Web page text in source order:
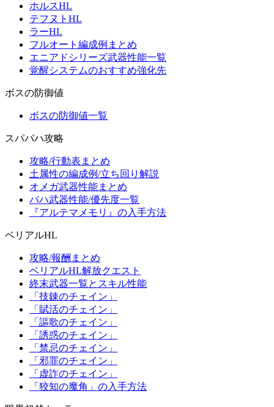
ホルスHL
テフヌトHL
ラーHL
フルオート編成例まとめ
エニアドシリーズ武器性能一覧
覚醒システムのおすすめ強化先
ボスの防御値
ボスの防御値一覧
スパバハ攻略
攻略/行動表まとめ
土属性の編成例/立ち回り解説
オメガ武器性能まとめ
バハ武器性能/優先度一覧
『アルテマメモリ』の入手方法
ベリアルHL
攻略/報酬まとめ
ベリアルHL解放クエスト
終末武器一覧とスキル性能
「技錬のチェイン」
「賦活のチェイン」
「謳歌のチェイン」
「誘惑のチェイン」
「禁忌のチェイン」
「邪罪のチェイン」
「虚詐のチェイン」
「狡知の魔角」の入手方法